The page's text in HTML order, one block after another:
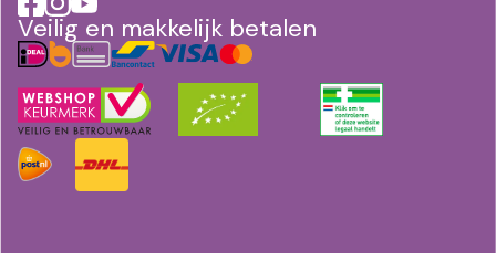
Veilig en makkelijk betalen